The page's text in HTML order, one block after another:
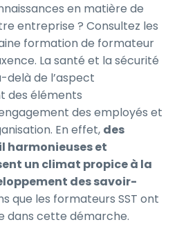
en matière de
entreprise ? Consultez les
formation de formateur
La santé et la sécurité
delà de l’aspect
des éléments
des employés et
En effet, des
harmonieuses et
un climat propice à la
des savoir-
que les formateurs SST ont
dans cette démarche.